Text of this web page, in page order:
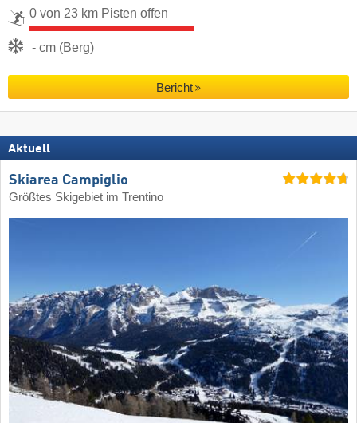
0 von 23 km Pisten offen
- cm (Berg)
Bericht
Aktuell
Skiarea Campiglio
Größtes Skigebiet im Trentino